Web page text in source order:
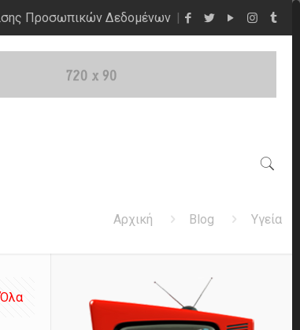
Προσωπικών Δεδομένων
Αρχική Blog Υγεία
Όλα